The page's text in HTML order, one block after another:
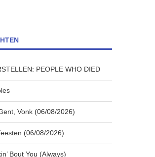
PEOPLE WHO DIED
Vonk (06/08/2026)
(06/08/2026)
Bout You (Always)